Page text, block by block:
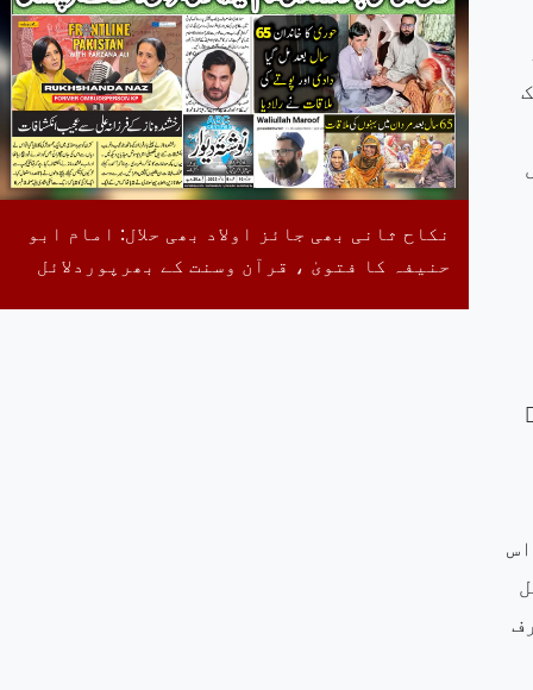
نکاح ثانی بھی جائز اولاد بھی حلال: امام ابو
حنیفہ کا فتویٰ ، قرآن وسنت کے بھرپوردلائل